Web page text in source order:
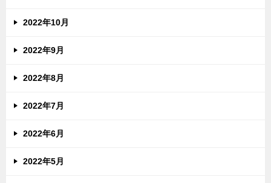
2022年10月
2022年9月
2022年8月
2022年7月
2022年6月
2022年5月